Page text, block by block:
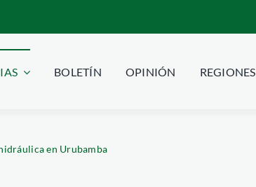
BOLETÍN OPINIÓN REGIONES
en Urubamba